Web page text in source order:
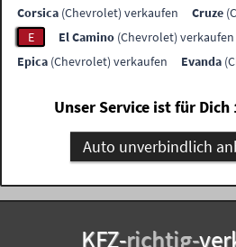
Corsica (Chevrolet) verkaufen Cruze
E
El Camino (Chevrolet) verkaufen
Epica (Chevrolet) verkaufen Evanda
Unser Service ist für
Auto unverbindlich
KFZ-richtig-